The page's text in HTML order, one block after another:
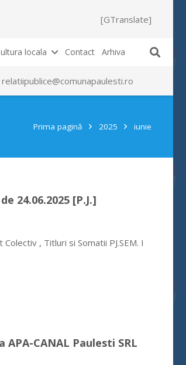
[GTranslate]
locala Contact Arhiva
relatiipublice@comunapaulesti.ro
Prima pagină 2025 iunie
24.06.2025 [P.J.]
, Titluri si Somatii PJ.SEM. I
CANAL Paulesti SRL